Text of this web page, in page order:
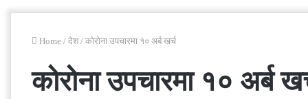
Home / देश / कोरोना उपचारमा १० अर्ब खर्च
कोरोना उपचारमा १० अर्ब